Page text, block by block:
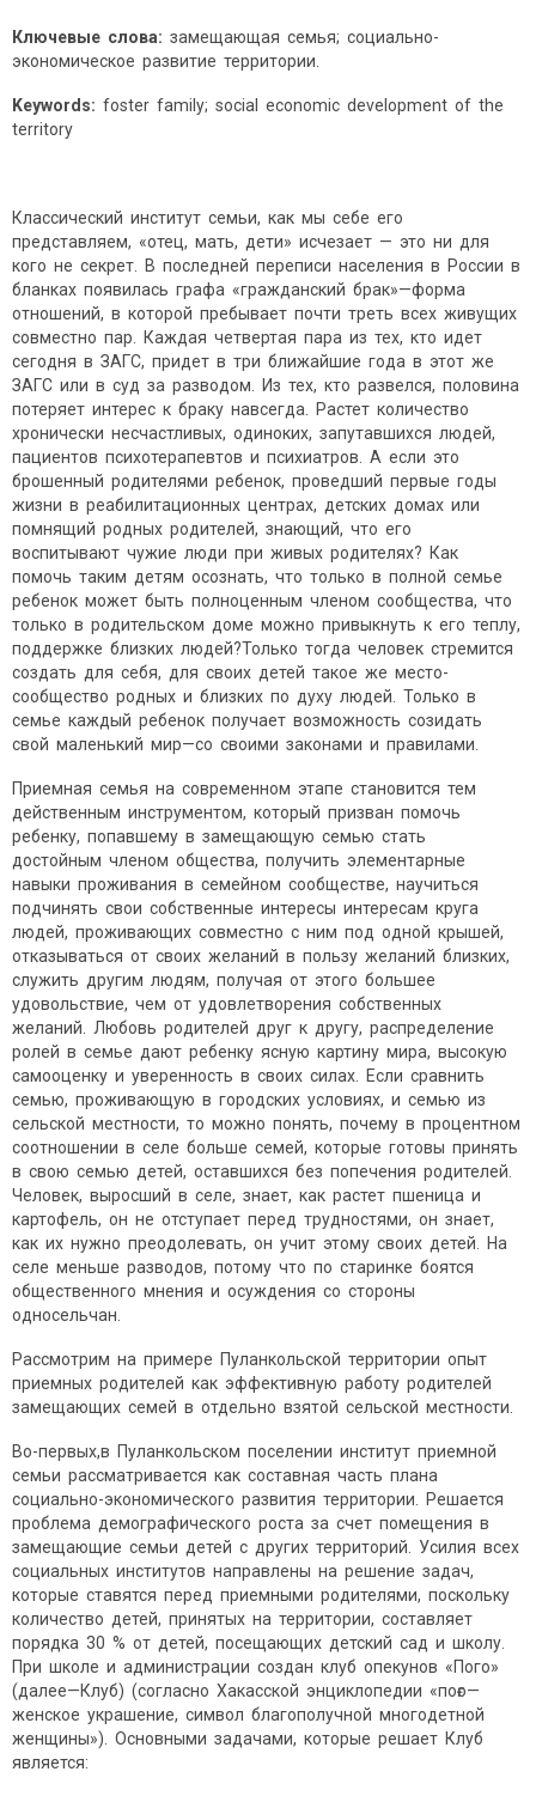
Ключевые слова: замещающая семья; социально-
экономическое развитие территории.
Keywords: foster family; social economic development of the
territory
Классический институт семьи, как мы себе его
представляем, «отец, мать, дети» исчезает — это ни для
кого не секрет. В последней переписи населения в России в
бланках появилась графа «гражданский брак»—форма
отношений, в которой пребывает почти треть всех живущих
совместно пар. Каждая четвертая пара из тех, кто идет
сегодня в ЗАГС, придет в три ближайшие года в этот же
ЗАГС или в суд за разводом. Из тех, кто развелся, половина
потеряет интерес к браку навсегда. Растет количество
хронически несчастливых, одиноких, запутавшихся людей,
пациентов психотерапевтов и психиатров. А если это
брошенный родителями ребенок, проведший первые годы
жизни в реабилитационных центрах, детских домах или
помнящий родных родителей, знающий, что его
воспитывают чужие люди при живых родителях? Как
помочь таким детям осознать, что только в полной семье
ребенок может быть полноценным членом сообщества, что
только в родительском доме можно привыкнуть к его теплу,
поддержке близких людей?Только тогда человек стремится
создать для себя, для своих детей такое же место-
сообщество родных и близких по духу людей. Только в
семье каждый ребенок получает возможность созидать
свой маленький мир—со своими законами и правилами.
Приемная семья на современном этапе становится тем
действенным инструментом, который призван помочь
ребенку, попавшему в замещающую семью стать
достойным членом общества, получить элементарные
навыки проживания в семейном сообществе, научиться
подчинять свои собственные интересы интересам круга
людей, проживающих совместно с ним под одной крышей,
отказываться от своих желаний в пользу желаний близких,
служить другим людям, получая от этого большее
удовольствие, чем от удовлетворения собственных
желаний. Любовь родителей друг к другу, распределение
ролей в семье дают ребенку ясную картину мира, высокую
самооценку и уверенность в своих силах. Если сравнить
семью, проживающую в городских условиях, и семью из
сельской местности, то можно понять, почему в процентном
соотношении в селе больше семей, которые готовы принять
в свою семью детей, оставшихся без попечения родителей.
Человек, выросший в селе, знает, как растет пшеница и
картофель, он не отступает перед трудностями, он знает,
как их нужно преодолевать, он учит этому своих детей. На
селе меньше разводов, потому что по старинке боятся
общественного мнения и осуждения со стороны
односельчан.
Рассмотрим на примере Пуланкольской территории опыт
приемных родителей как эффективную работу родителей
замещающих семей в отдельно взятой сельской местности.
Во-первых,в Пуланкольском поселении институт приемной
семьи рассматривается как составная часть плана
социально-экономического развития территории. Решается
проблема демографического роста за счет помещения в
замещающие семьи детей с других территорий. Усилия всех
социальных институтов направлены на решение задач,
которые ставятся перед приемными родителями, поскольку
количество детей, принятых на территории, составляет
порядка 30 % от детей, посещающих детский сад и школу.
При школе и администрации создан клуб опекунов «Пого»
(далее—Клуб) (согласно Хакасской энциклопедии «поғо—
женское украшение, символ благополучной многодетной
женщины»). Основными задачами, которые решает Клуб
является: